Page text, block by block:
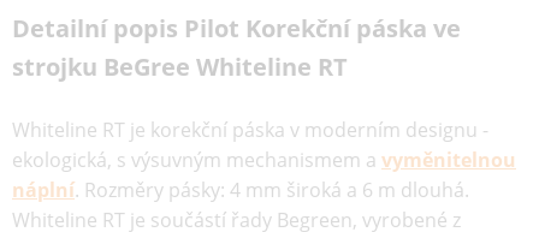
Detailní popis Pilot Korekční páska ve
strojku BeGree Whiteline RT
Whiteline RT je korekční páska v moderním designu -
ekologická, s výsuvným mechanismem a vyměnitelnou
náplní. Rozměry pásky: 4 mm široká a 6 m dlouhá.
Whiteline RT je součástí řady Begreen, vyrobené z